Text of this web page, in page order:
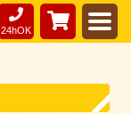
24hOK